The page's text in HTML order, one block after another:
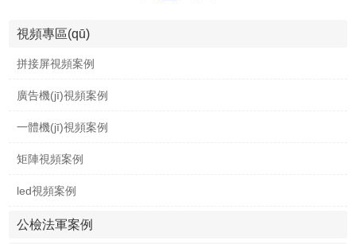
視頻專區(qū)
拼接屏視頻案例
廣告機(jī)視頻案例
一體機(jī)視頻案例
矩陣視頻案例
led視頻案例
公檢法軍案例